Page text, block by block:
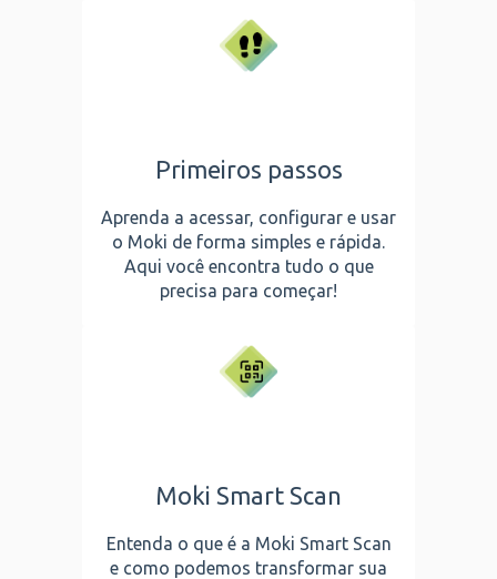
Primeiros passos
Aprenda a acessar, configurar e usar
o Moki de forma simples e rápida.
Aqui você encontra tudo o que
precisa para começar!
Moki Smart Scan
Entenda o que é a Moki Smart Scan
e como podemos transformar sua